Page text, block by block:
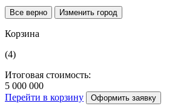
Все верно Изменить город
Корзина
(4)
Итоговая стоимость:
5 000 000
Перейти в корзину
Оформить заявку